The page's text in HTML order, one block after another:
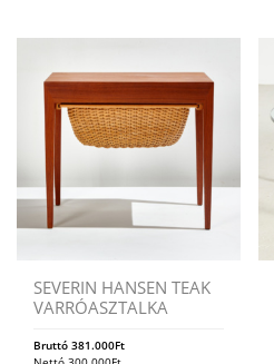
SEVERIN HANSEN TEAK
VARRÓASZTALKA
Bruttó 381.000Ft